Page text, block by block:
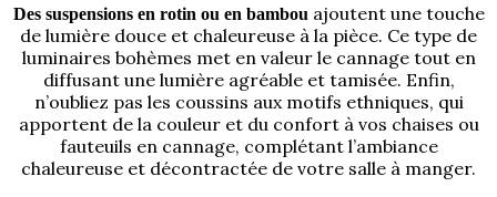
Des suspensions en rotin ou en bambou ajoutent une touche
de lumière douce et chaleureuse à la pièce. Ce type de
luminaires bohèmes met en valeur le cannage tout en
diffusant une lumière agréable et tamisée. Enfin,
n’oubliez pas les coussins aux motifs ethniques, qui
apportent de la couleur et du confort à vos chaises ou
fauteuils en cannage, complétant l’ambiance
chaleureuse et décontractée de votre salle à manger.